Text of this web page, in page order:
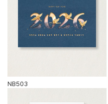
NB503